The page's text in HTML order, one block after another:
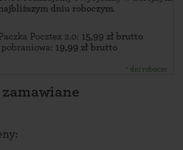
dniu roboczym.
Pocztex 2.0: 15,99 zł brutto
pobraniowa: 19,99 zł brutto
* dni robocze